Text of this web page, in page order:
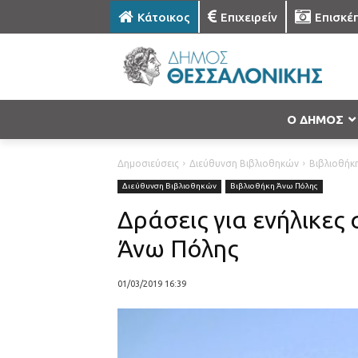
Κάτοικος Επιχειρείν
Ο ΔΗΜΟΣ
Δημοσιεύσεις Διεύθυνση Βιβλιοθηκών
Διεύθυνση Βιβλιοθηκών Βιβλιοθήκη Άνω Πόλης
Δράσεις για
Άνω Πόλης
01/03/2019 16:39